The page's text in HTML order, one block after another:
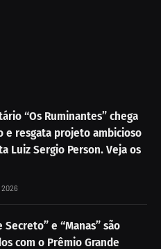
“Os Ruminantes” chega
e resgata projeto ambicioso
Luiz Sergio Person. Veja os
2026
Secreto” e “Manas” são
com o Prêmio Grande